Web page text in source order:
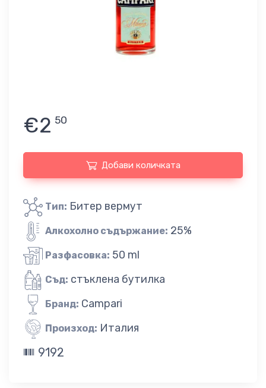
€2 50
Добави количката
Тип: Битер вермут
Алкохолно съдържание: 25%
Разфасовка: 50 ml
Съд: стъклена бутилка
Бранд: Campari
Произход: Италия
9192